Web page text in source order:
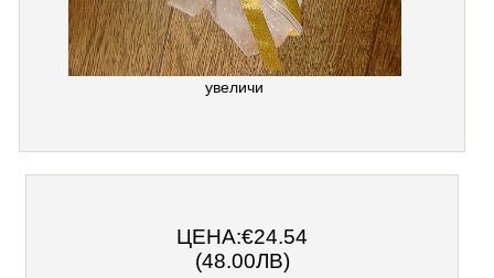
увеличи
ЦЕНА:€24.54
(48.00ЛВ)